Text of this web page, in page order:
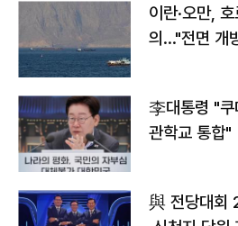
이란·오만,
의…"전면 개
李대통령 "쿠
관학교 통합"
與 전당대회